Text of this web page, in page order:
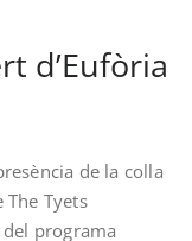
d’Eufòria
de la colla
Tyets
programa